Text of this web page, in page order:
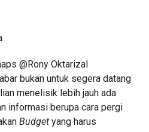
@Rony Oktarizal
bukan untuk segera datang
menelisik lebih jauh ada
informasi berupa cara pergi
Budget yang harus